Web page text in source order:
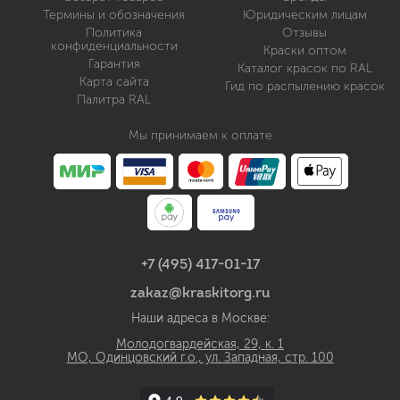
Термины и обозначения
Политика
конфиденциальности
Гарантия
Карта сайта
Палитра RAL
Юридическим лицам
Отзывы
Краски оптом
Каталог красок по RAL
Гид по распылению красок
Мы принимаем к оплате
+7 (495) 417-01-17
zakaz@kraskitorg.ru
Наши адреса в Москве:
Молодогвардейская, 29, к. 1
МО, Одинцовский г.о., ул. Западная, стр. 100